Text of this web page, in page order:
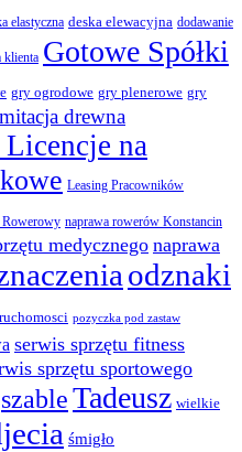
elastyczna deska elewacyjna dodawanie
klienta Gotowe Spółki
gry ogrodowe gry plenerowe gry
drewna
na
Leasing Pracowników
naprawa rowerów Konstancin
medycznegonaprawa
odznaki
pozyczka pod zastaw
serwis sprzętu fitness
sprzętu sportowego
szableTadeusz wielkie
śmigło